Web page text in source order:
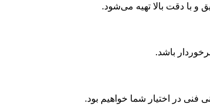
و با دقت بالا تهیه می‌شود.
باشد.
فنی در اختیار شما خواهیم بود.